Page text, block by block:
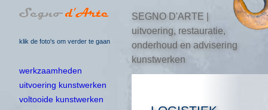
klik de foto's om verder te gaan
SEGNO D'ARTE |
uitvoering, restauratie,
onderhoud en advisering
kunstwerken
werkzaamheden
uitvoering kunstwerken
voltooide kunstwerken